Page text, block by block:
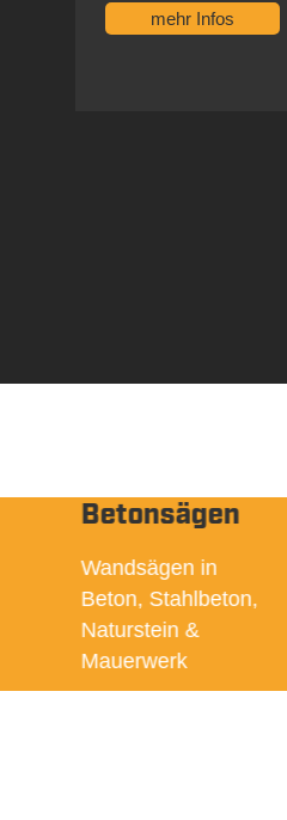
mehr Infos
Betonsägen
Wandsägen in
Beton, Stahlbeton,
Naturstein &
Mauerwerk